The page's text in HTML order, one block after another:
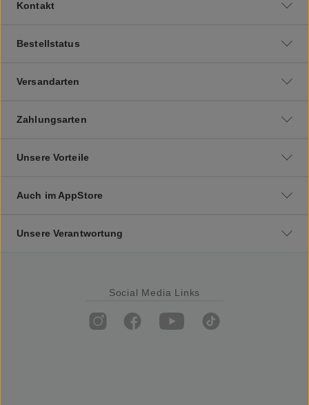
Kontakt
Bestellstatus
Versandarten
Zahlungsarten
Unsere Vorteile
Auch im AppStore
Unsere Verantwortung
Social Media Links